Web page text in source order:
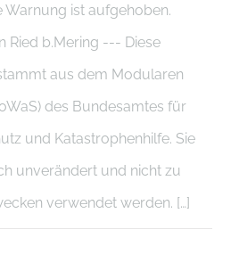
Warnung ist aufgehoben.
Ried b.Mering --- Diese
aus dem Modularen
des Bundesamtes für
und Katastrophenhilfe. Sie
unverändert und nicht zu
verwendet werden. […]